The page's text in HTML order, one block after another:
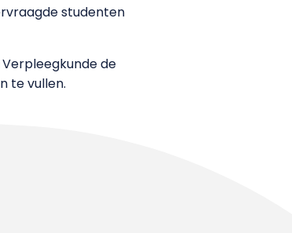
studenten
de
te vullen.